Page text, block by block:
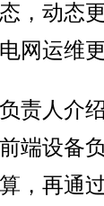
，动态
网运维
人介绍
端设备
，再通